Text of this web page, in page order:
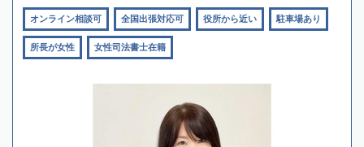
オンライン相談可 全国出張対応可 役所から近い 駐車場あり
所長が女性 女性司法書士在籍